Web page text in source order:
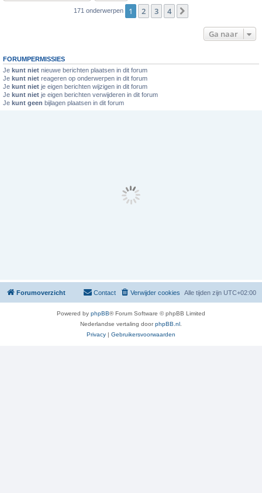
171 onderwerpen 1 2 3 4
Ga naar
FORUMPERMISSIES
Je kunt niet nieuwe berichten plaatsen in dit forum
Je kunt niet reageren op onderwerpen in dit forum
Je kunt niet je eigen berichten wijzigen in dit forum
Je kunt niet je eigen berichten verwijderen in dit forum
Je kunt geen bijlagen plaatsen in dit forum
Forumoverzicht Alle tijden zijn UTC+02:00
Verwijder cookies
Contact
Powered by phpBB® Forum Software © phpBB Limited
Nederlandse vertaling doorphpBB.nl
Privacy | Gebruikersvoorwaarden